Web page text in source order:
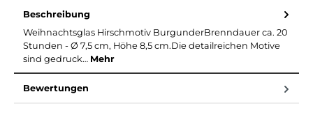
Beschreibung
Weihnachtsglas Hirschmotiv BurgunderBrenndauer ca. 20
Stunden - Ø 7,5 cm, Höhe 8,5 cm.Die detailreichen Motive
sind gedruck… Mehr
Bewertungen